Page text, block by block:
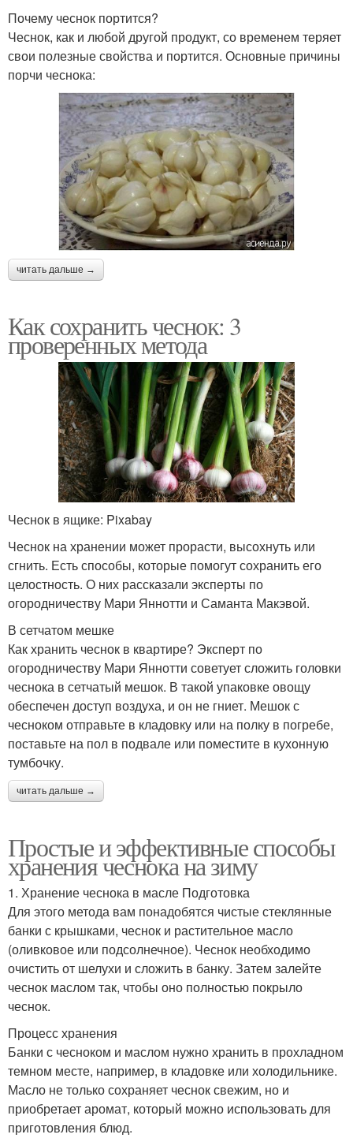
Почему чеснок портится?
Чеснок, как и любой другой продукт, со временем теряет
свои полезные свойства и портится. Основные причины
порчи чеснока:
читать дальше →
Как сохранить чеснок: 3
проверенных метода
Чеснок в ящике: Pixabay
Чеснок на хранении может прорасти, высохнуть или
сгнить. Есть способы, которые помогут сохранить его
целостность. О них рассказали эксперты по
огородничеству Мари Яннотти и Саманта Макэвой.
В сетчатом мешке
Как хранить чеснок в квартире? Эксперт по
огородничеству Мари Яннотти советует сложить головки
чеснока в сетчатый мешок. В такой упаковке овощу
обеспечен доступ воздуха, и он не гниет. Мешок с
чесноком отправьте в кладовку или на полку в погребе,
поставьте на пол в подвале или поместите в кухонную
тумбочку.
читать дальше →
Простые и эффективные способы
хранения чеснока на зиму
1. Хранение чеснока в масле Подготовка
Для этого метода вам понадобятся чистые стеклянные
банки с крышками, чеснок и растительное масло
(оливковое или подсолнечное). Чеснок необходимо
очистить от шелухи и сложить в банку. Затем залейте
чеснок маслом так, чтобы оно полностью покрыло
чеснок.
Процесс хранения
Банки с чесноком и маслом нужно хранить в прохладном
темном месте, например, в кладовке или холодильнике.
Масло не только сохраняет чеснок свежим, но и
приобретает аромат, который можно использовать для
приготовления блюд.